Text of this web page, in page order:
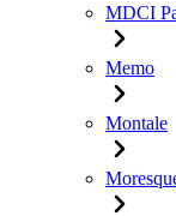
MDCI
Memo
Montale